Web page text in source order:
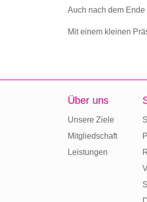
Auch nach dem
Mit einem kleinen
Über uns
Unsere Ziele
Mitgliedschaft
Leistungen